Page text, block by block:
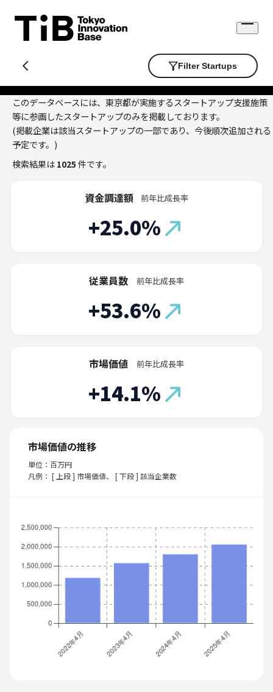
content
Open
Filter Startups
このデータベースには、東京都が実施するスタートアップ支援施策
等に参画したスタートアップのみを掲載しております。
(掲載企業は該当スタートアップの一部であり、今後順次追加される
予定です。)
検索結果は 1025 件です。
資金調達額
+25.0%
前年比成長率
従業員数
+53.6%
前年比成長率
市場価値
+14.1%
前年比成長率
市場価値の推移
単位：百万円
凡例： [ 上段 ] 市場価値、 [ 下段 ] 該当企業数